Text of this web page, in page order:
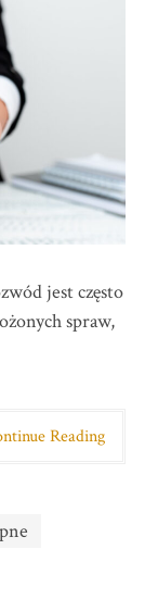
jest często
spraw,
Reading